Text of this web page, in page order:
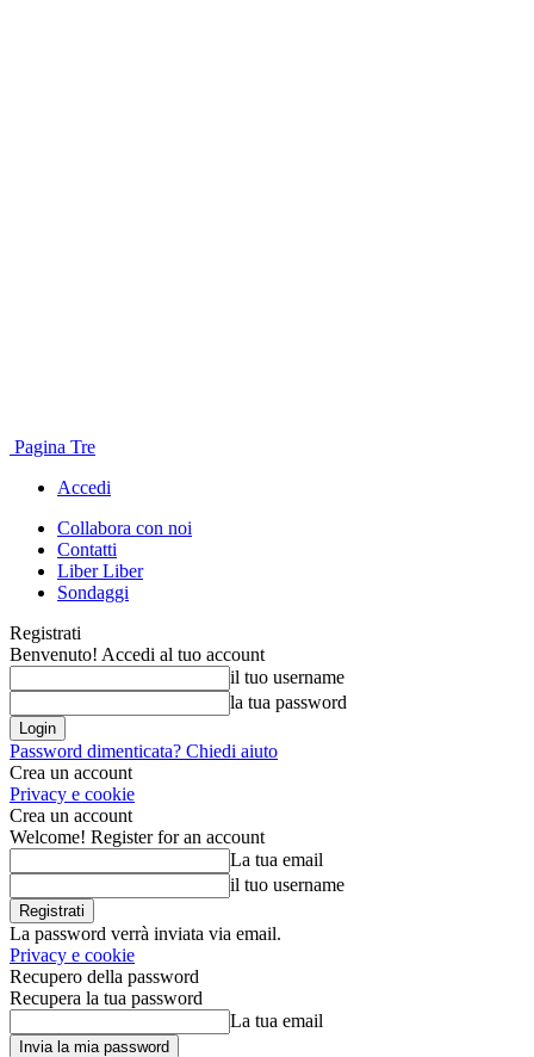
Pagina Tre
Accedi
Collabora con noi
Contatti
Liber Liber
Sondaggi
Registrati
Benvenuto! Accedi al tuo account
il tuo username
la tua password
Password dimenticata? Chiedi aiuto
Crea un account
Privacy e cookie
Crea un account
Welcome! Register for an account
La tua email
il tuo username
La password verrà inviata via email.
Privacy e cookie
Recupero della password
Recupera la tua password
La tua email